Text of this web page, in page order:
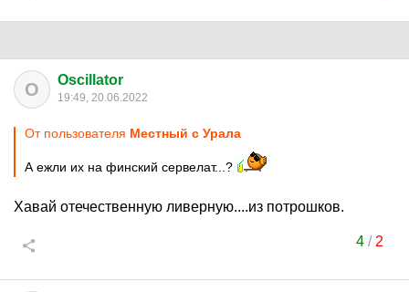
O Oscillator
19:49, 20.06.2022
От пользователя Местный с Урала
А ежли их на финский сервелат...?
Хавай отечественную ливерную....из потрошков.
4/ 2